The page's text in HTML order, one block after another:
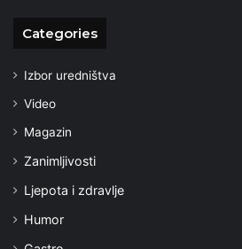
Categories
Izbor uredništva
Video
Magazin
Zanimljivosti
Ljepota i zdravlje
Humor